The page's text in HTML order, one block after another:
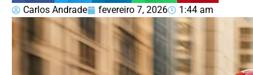
Carlos Andrade fevereiro 7, 2026 1:44 am